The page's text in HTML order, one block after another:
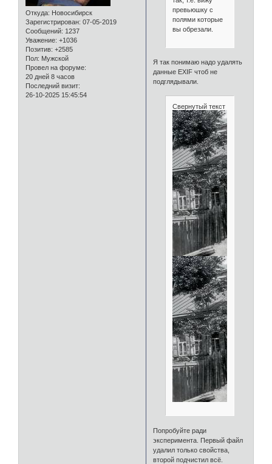
Откуда: Новосибирск
Зарегистрирован: 07-05-2019
Сообщений: 1237
Уважение: +1036
Позитив: +2585
Пол: Мужской
Провел на форуме:
20 дней 8 часов
Последний визит:
26-10-2025 15:45:54
превьюшку с
полями которые
вы обрезали.
Я так понимаю надо удалять
данные EXIF чтоб не
подглядывали.
Свернутый текст
Попробуйте ради
эксперимента. Первый файл
удалил только свойства,
второй подчистил всё.